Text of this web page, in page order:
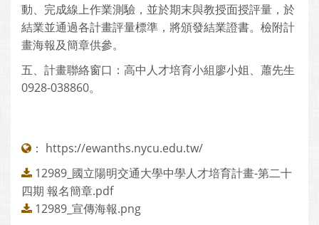
動、完成線上作業測驗，並於期末與教授面授評量，於
結業並通過各計畫評量標準，將頒發結業證書。檢附計
畫海報及簡章供參。
五、計畫聯絡窗口：高中人才培育小組廖小姐、蕭先生
0928-038860。
： https://ewanths.nycu.edu.tw/
12989_國立陽明交通大學中學人才培育計畫-第二十
四期 報名簡章.pdf
12989_宣傳海報.png